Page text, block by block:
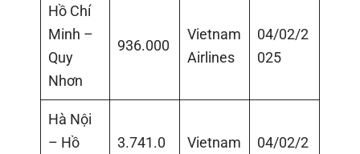
Hồ Chí
Minh –
Quy
Nhơn
936.000
Vietnam
Airlines
04/02/2
025
Hà Nội
– Hồ
3.741.0 Vietnam 04/02/2